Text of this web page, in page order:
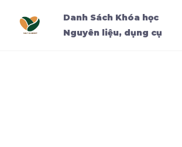
Danh Sách Khóa học
Nguyên liệu, dụng cụ